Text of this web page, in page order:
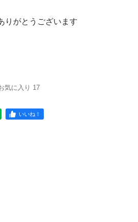
りがとうございます
気に入り 17
いいね！